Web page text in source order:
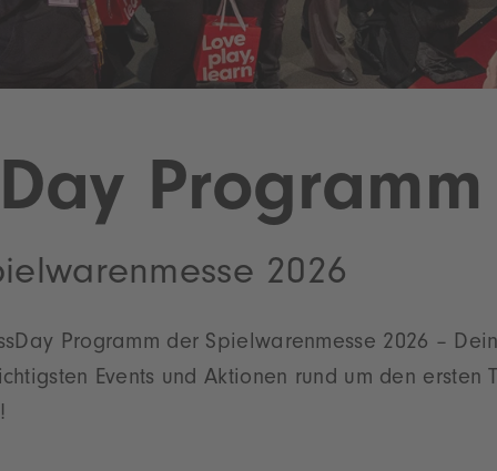
Programm
2026
Programm der Spielwarenmesse 2026 –
Events und Aktionen rund um den ersten